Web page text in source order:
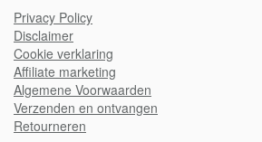
Privacy Policy
Disclaimer
Cookie verklaring
Affiliate marketing
Algemene Voorwaarden
Verzenden en ontvangen
Retourneren